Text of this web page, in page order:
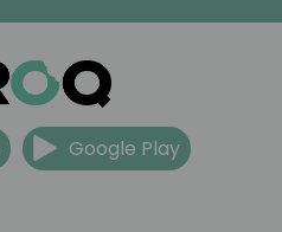
Google Play